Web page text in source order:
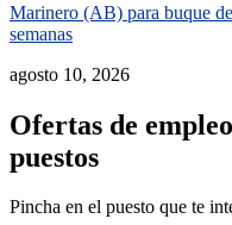
Marinero (AB) para buque
semanas
agosto 10, 2026
Ofertas de
puestos
Pincha en el puesto que te